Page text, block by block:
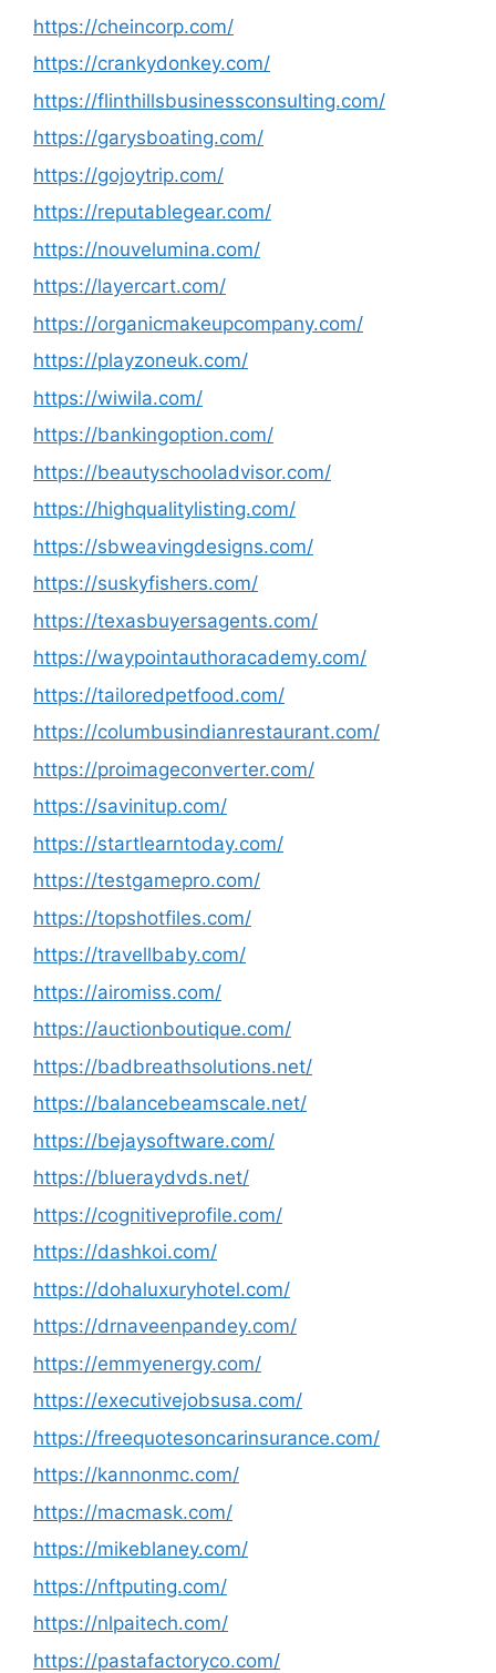
https://cheincorp.com/
https://crankydonkey.com/
https://flinthillsbusinessconsulting.com/
https://garysboating.com/
https://gojoytrip.com/
https://reputablegear.com/
https://nouvelumina.com/
https://layercart.com/
https://organicmakeupcompany.com/
https://playzoneuk.com/
https://wiwila.com/
https://bankingoption.com/
https://beautyschooladvisor.com/
https://highqualitylisting.com/
https://sbweavingdesigns.com/
https://suskyfishers.com/
https://texasbuyersagents.com/
https://waypointauthoracademy.com/
https://tailoredpetfood.com/
https://columbusindianrestaurant.com/
https://proimageconverter.com/
https://savinitup.com/
https://startlearntoday.com/
https://testgamepro.com/
https://topshotfiles.com/
https://travellbaby.com/
https://airomiss.com/
https://auctionboutique.com/
https://badbreathsolutions.net/
https://balancebeamscale.net/
https://bejaysoftware.com/
https://blueraydvds.net/
https://cognitiveprofile.com/
https://dashkoi.com/
https://dohaluxuryhotel.com/
https://drnaveenpandey.com/
https://emmyenergy.com/
https://executivejobsusa.com/
https://freequotesoncarinsurance.com/
https://kannonmc.com/
https://macmask.com/
https://mikeblaney.com/
https://nftputing.com/
https://nlpaitech.com/
https://pastafactoryco.com/